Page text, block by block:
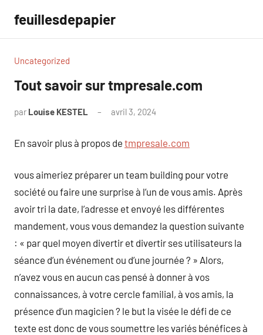
contenu
feuillesdepapier
Uncategorized
Tout savoir sur tmpresale.com
par Louise KESTEL avril 3, 2024
En savoir plus à propos de tmpresale.com
vous aimeriez préparer un team building pour votre
société ou faire une surprise à l’un de vous amis. Après
avoir tri la date, l’adresse et envoyé les différentes
mandement, vous vous demandez la question suivante
: « par quel moyen divertir et divertir ses utilisateurs la
séance d’un événement ou d’une journée ? » Alors,
n’avez vous en aucun cas pensé à donner à vos
connaissances, à votre cercle familial, à vos amis, la
présence d’un magicien ? le but la visée le défi de ce
texte est donc de vous soumettre les variés bénéfices à